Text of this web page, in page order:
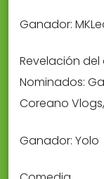
Ganador:
Revelación del
Nominados:
Coreano
Ganador: Yolo